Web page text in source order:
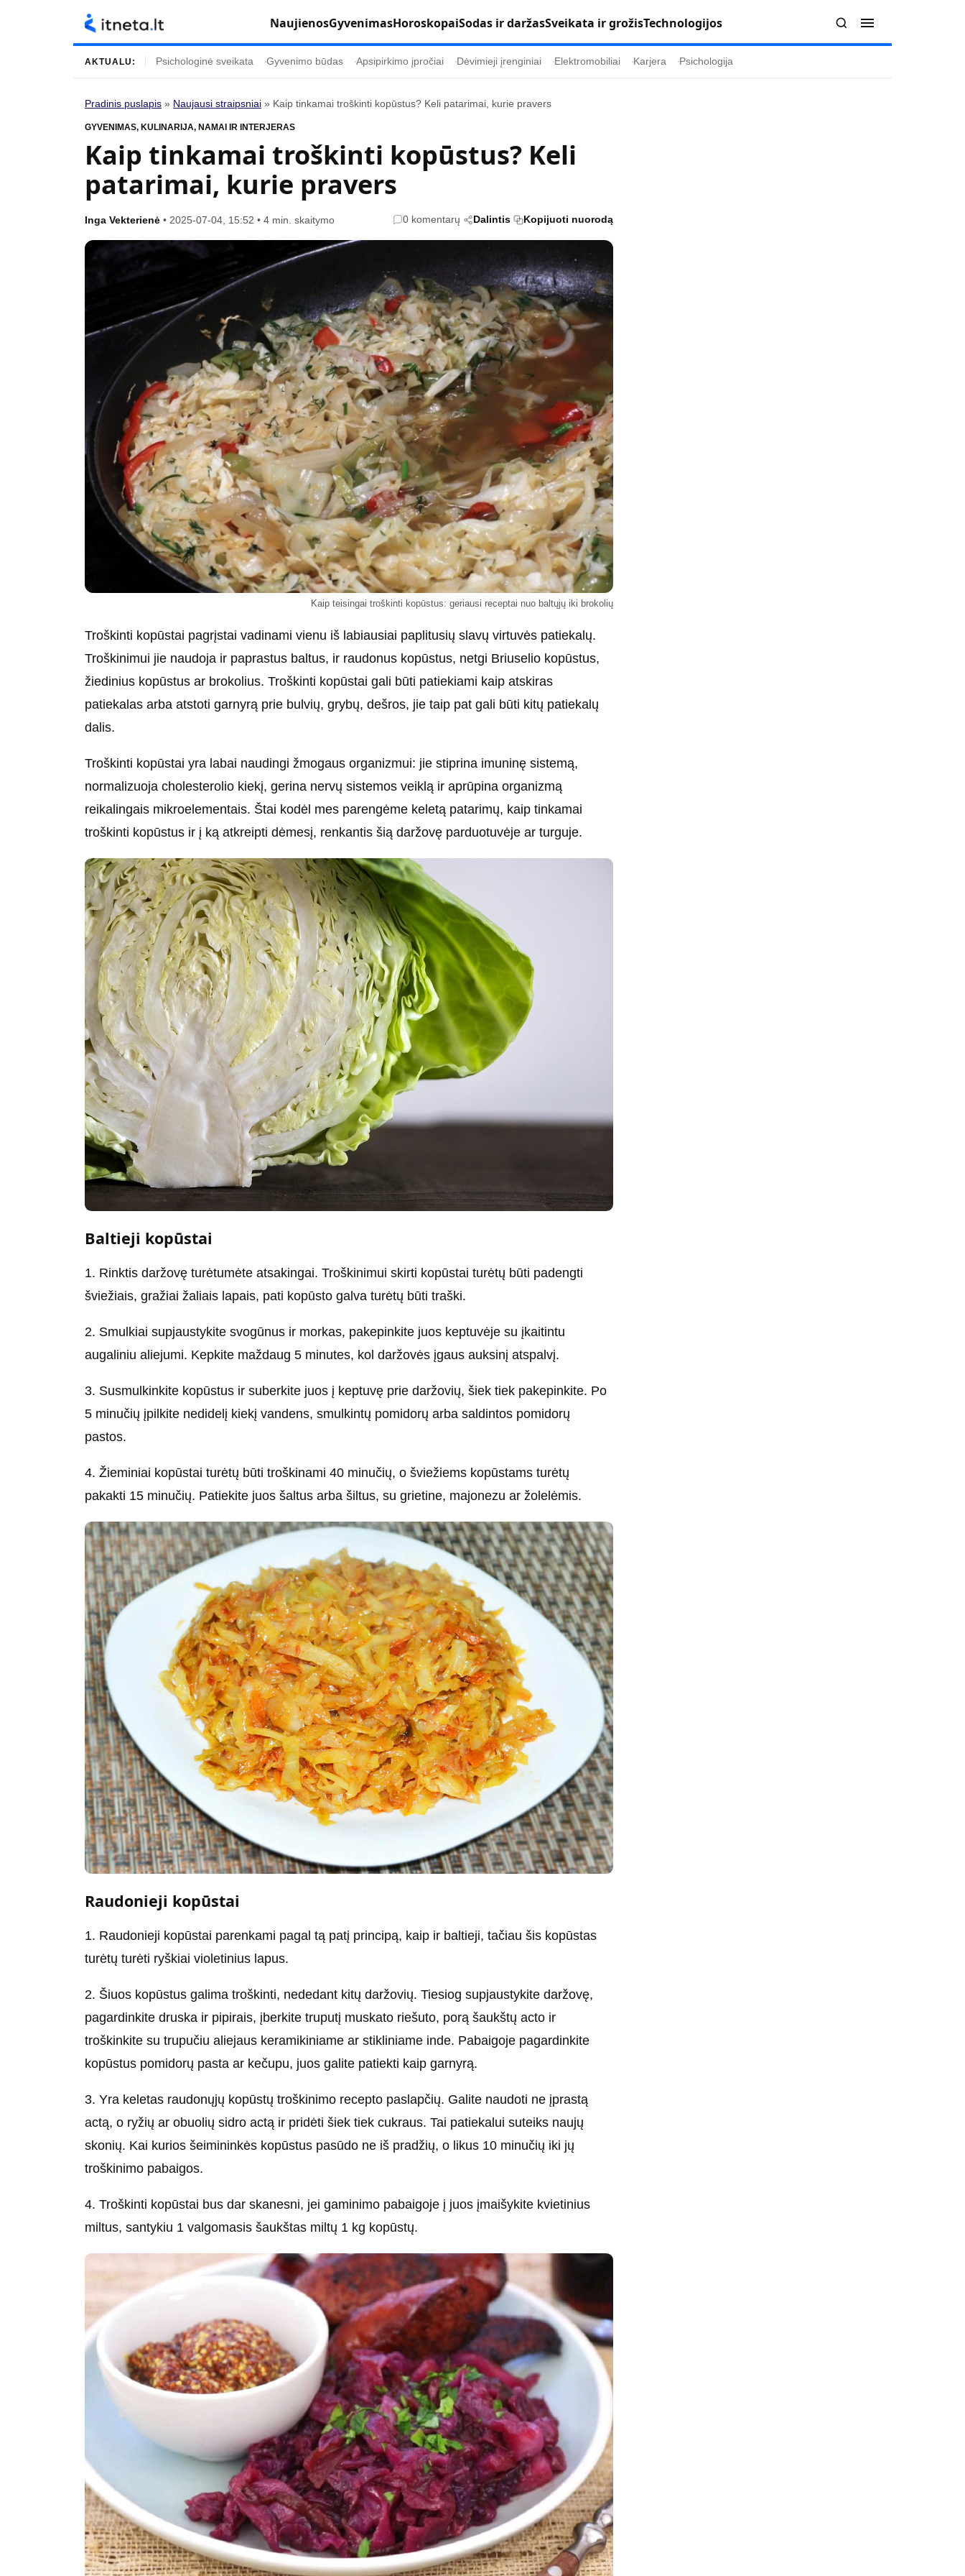
NaujienosGyvenimasHoroskopaiSodas ir daržasSveikata ir grožisTechnologijos
Turinys
Naujausi straipsniai
Gyvenimas
Įdomybės
Mada
Mokslas
Namai ir interjeras
Temos
Horoskopai
Kulinarija
Technologijos
Gyvenimo būdas
Tėvai ir vaikai
Kultūra
Karjera Privatumo politika
Reklamos politika
Slapukų politika
AKTUALU: Psichologinė sveikata Gyvenimo būdas Apsipirkimo įpročiai Dėvimieji įrenginiai Elektromobiliai Karjera Psichologija
Pradinis puslapis » Naujausi straipsniai » Kaip tinkamai troškinti kopūstus? Keli patarimai, kurie pravers
GYVENIMAS, KULINARIJA, NAMAI IR INTERJERAS
Kaip tinkamai troškinti kopūstus? Keli
patarimai, kurie pravers
Inga Vekterienė • 2025-07-04, 15:52 • 4 min. skaitymo 0 komentarų Dalintis Kopijuoti nuorodą
Kaip teisingai troškinti kopūstus: geriausi receptai nuo baltųjų iki brokolių
Troškinti kopūstai pagrįstai vadinami vienu iš labiausiai paplitusių slavų virtuvės patiekalų.
Troškinimui jie naudoja ir paprastus baltus, ir raudonus kopūstus, netgi Briuselio kopūstus,
žiedinius kopūstus ar brokolius. Troškinti kopūstai gali būti patiekiami kaip atskiras
patiekalas arba atstoti garnyrą prie bulvių, grybų, dešros, jie taip pat gali būti kitų patiekalų
dalis.
Troškinti kopūstai yra labai naudingi žmogaus organizmui: jie stiprina imuninę sistemą,
normalizuoja cholesterolio kiekį, gerina nervų sistemos veiklą ir aprūpina organizmą
reikalingais mikroelementais. Štai kodėl mes parengėme keletą patarimų, kaip tinkamai
troškinti kopūstus ir į ką atkreipti dėmesį, renkantis šią daržovę parduotuvėje ar turguje.
Baltieji kopūstai
1. Rinktis daržovę turėtumėte atsakingai. Troškinimui skirti kopūstai turėtų būti padengti
šviežiais, gražiai žaliais lapais, pati kopūsto galva turėtų būti traški.
2. Smulkiai supjaustykite svogūnus ir morkas, pakepinkite juos keptuvėje su įkaitintu
augaliniu aliejumi. Kepkite maždaug 5 minutes, kol daržovės įgaus auksinį atspalvį.
3. Susmulkinkite kopūstus ir suberkite juos į keptuvę prie daržovių, šiek tiek pakepinkite. Po
5 minučių įpilkite nedidelį kiekį vandens, smulkintų pomidorų arba saldintos pomidorų
pastos.
4. Žieminiai kopūstai turėtų būti troškinami 40 minučių, o šviežiems kopūstams turėtų
pakakti 15 minučių. Patiekite juos šaltus arba šiltus, su grietine, majonezu ar žolelėmis.
Raudonieji kopūstai
1. Raudonieji kopūstai parenkami pagal tą patį principą, kaip ir baltieji, tačiau šis kopūstas
turėtų turėti ryškiai violetinius lapus.
2. Šiuos kopūstus galima troškinti, nededant kitų daržovių. Tiesiog supjaustykite daržovę,
pagardinkite druska ir pipirais, įberkite truputį muskato riešuto, porą šaukštų acto ir
troškinkite su trupučiu aliejaus keramikiniame ar stikliniame inde. Pabaigoje pagardinkite
kopūstus pomidorų pasta ar kečupu, juos galite patiekti kaip garnyrą.
3. Yra keletas raudonųjų kopūstų troškinimo recepto paslapčių. Galite naudoti ne įprastą
actą, o ryžių ar obuolių sidro actą ir pridėti šiek tiek cukraus. Tai patiekalui suteiks naujų
skonių. Kai kurios šeimininkės kopūstus pasūdo ne iš pradžių, o likus 10 minučių iki jų
troškinimo pabaigos.
4. Troškinti kopūstai bus dar skanesni, jei gaminimo pabaigoje į juos įmaišykite kvietinius
miltus, santykiu 1 valgomasis šaukštas miltų 1 kg kopūstų.